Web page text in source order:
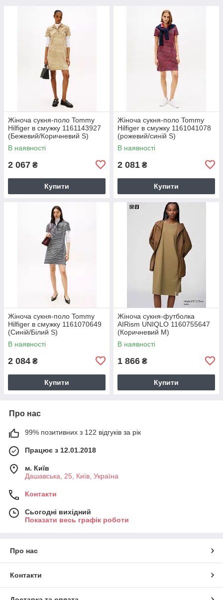
Жіноча сукня-поло Tommy
Hilfiger в смужку 1161143927
(Бежевий/Коричневий S)
В наявності
2 067 ₴
Купити
Жіноча сукня-поло Tommy
Hilfiger в смужку 1161041078
(рожевий/синій S)
В наявності
2 081 ₴
Купити
Жіноча сукня-поло Tommy
Hilfiger в смужку 1161070649
(Синій/Білий S)
В наявності
2 084 ₴
Купити
Жіноча сукня-футболка
AIRism UNIQLO 1160755647
(Коричневий M)
В наявності
1 866 ₴
Купити
Про нас
99% позитивних з 122 відгуків за рік
Працює з 12.01.2018
м. Київ
Дашавська, 25, Київ, Україна
Контакти
Сьогодні вихідний
Показати весь графік роботи
Про нас
Контакти